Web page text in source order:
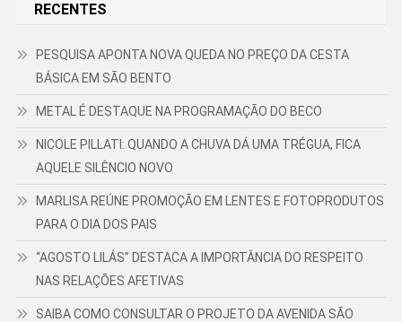
RECENTES
PESQUISA APONTA NOVA QUEDA NO PREÇO DA CESTA
BÁSICA EM SÃO BENTO
METAL É DESTAQUE NA PROGRAMAÇÃO DO BECO
NICOLE PILLATI: QUANDO A CHUVA DÁ UMA TRÉGUA, FICA
AQUELE SILÊNCIO NOVO
MARLISA REÚNE PROMOÇÃO EM LENTES E FOTOPRODUTOS
PARA O DIA DOS PAIS
“AGOSTO LILÁS” DESTACA A IMPORTÂNCIA DO RESPEITO
NAS RELAÇÕES AFETIVAS
SAIBA COMO CONSULTAR O PROJETO DA AVENIDA SÃO